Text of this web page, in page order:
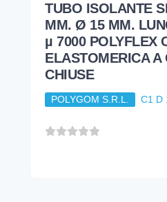
TUBO ISOLANTE
MM. Ø 15 MM.
µ 7000 POLYFLEX
ELASTOMERICA A
CHIUSE
POLYGOM S.R.L. C1 D